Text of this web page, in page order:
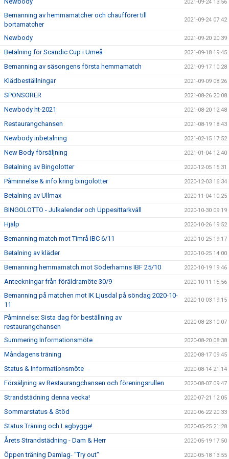
2021-09-24 13:56
Bemanning av hemmamatcher och chaufförer till
bortamatcher
2021-09-24 07:42
Newbody 2021-09-20 20:39
Betalning för Scandic Cup i Umeå 2021-09-18 19:45
Bemanning av säsongens första hemmamatch 2021-09-17 10:28
Klädbeställningar 2021-09-09 08:26
SPONSORER 2021-08-26 20:08
Newbody ht-2021 2021-08-20 12:48
Restaurangchansen 2021-08-19 18:43
Newbody inbetalning 2021-02-15 17:52
New Body försäljning 2021-01-04 12:40
Betalning av Bingolotter 2020-12-05 15:31
Påminnelse & info kring bingolotter 2020-12-03 16:34
Betalning av Ullmax 2020-11-04 10:25
BINGOLOTTO - Julkalender och Uppesittarkväll 2020-10-30 09:19
Hjälp 2020-10-26 19:52
Bemanning match mot Timrå IBC 6/11 2020-10-25 19:17
Betalning av kläder 2020-10-25 14:00
Bemanning hemmamatch mot Söderhamns IBF 25/10 2020-10-19 19:46
Anteckningar från föräldramöte 30/9 2020-10-11 15:56
Bemanning på matchen mot IK Ljusdal på söndag 2020-10-
11
2020-10-03 19:15
Påminnelse: Sista dag för beställning av
restaurangchansen
2020-08-23 10:07
Summering Informationsmöte 2020-08-20 08:38
Måndagens träning 2020-08-17 09:45
Status & Informationsmöte 2020-08-14 21:14
Försäljning av Restaurangchansen och föreningsrullen 2020-08-07 09:47
Strandstädning denna vecka! 2020-07-21 12:05
Sommarstatus & Stöd 2020-06-22 20:33
Status Träning och Lagbygge! 2020-05-25 21:28
Årets Strandstädning - Dam & Herr 2020-05-19 17:50
Öppen träning Damlag- "Try out" 2020-05-18 13:55